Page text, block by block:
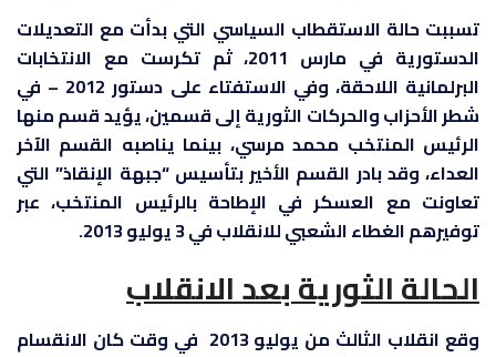
تسببت حالة الاستقطاب السياسي التي بدأت مع التعديلات
الدستورية في مارس 2011، ثم تكرست مع الانتخابات
البرلمانية اللاحقة، وفي الاستفتاء على دستور 2012 – في
شطر الأحزاب والحركات الثورية إلى قسمين، يؤيد قسم منها
الرئيس المنتخب محمد مرسي، بينما يناصبه القسم الآخر
العداء، وقد بادر القسم الأخير بتأسيس “جبهة الإنقاذ” التي
تعاونت مع العسكر في الإطاحة بالرئيس المنتخب، عبر
توفيرهم الغطاء الشعبي للانقلاب في 3 يوليو 2013.
الحالة الثورية بعد الانقلاب
وقع انقلاب الثالث من يوليو 2013 في وقت كان الانقسام